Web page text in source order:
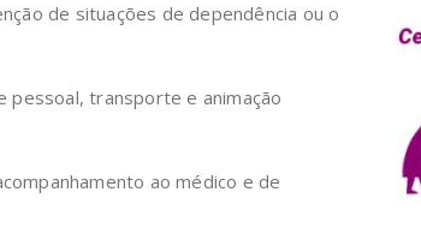
de situações de dependência ou o
pessoal, transporte e animação
ao médico e de